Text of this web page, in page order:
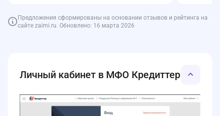
Предложения сформированы на основании отзывов и рейтинга на
сайте zaimi.ru. Обновлено: 16 марта 2026
Личный кабинет в МФО Кредиттер